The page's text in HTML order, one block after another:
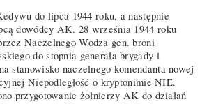
do lipca 1944 roku, a następnie
dowódcy AK. 28 września 1944 roku
Naczelnego Wodza gen. broni
do stopnia generała brygady i
stanowisko naczelnego komendanta nowej
Niepodległość o kryptonimie NIE.
przygotowanie żołnierzy AK do działań